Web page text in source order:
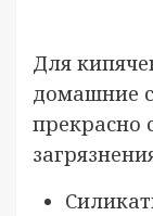
Для
домашние
прекрасно